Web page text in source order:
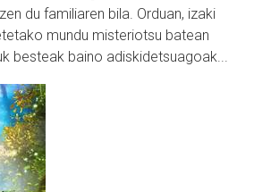
du familiaren bila. Orduan, izaki
mundu misteriotsu batean
besteak baino adiskidetsuagoak...